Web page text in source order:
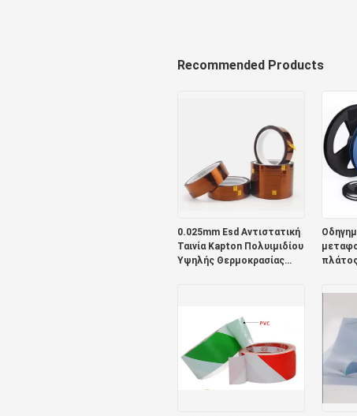
Recommended Products
0.025mm Esd Αντιστατική
Ταινία Kapton Πολυιμιδίου
Υψηλής Θερμοκρασίας